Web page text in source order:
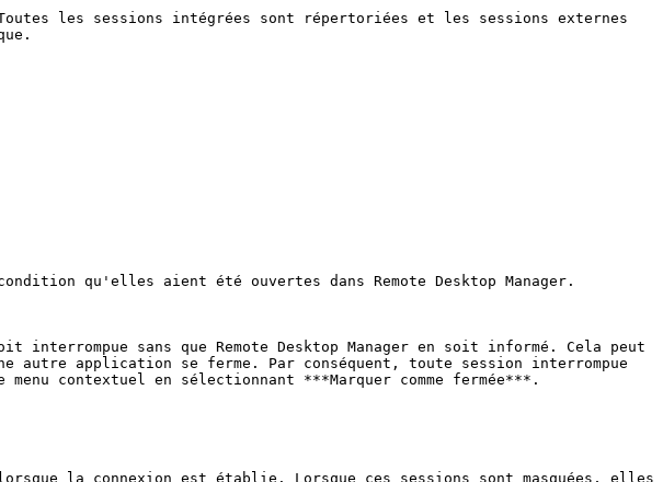
les sessions intégrées sont répertoriées et les sessions externes
qu'elles aient été ouvertes dans Remote Desktop Manager.
sans que Remote Desktop Manager en soit informé. Cela peut
autre application se ferme. Par conséquent, toute session interrompue
contextuel en sélectionnant ***Marquer comme fermée***.
la connexion est établie. Lorsque ces sessions sont masquées, elles